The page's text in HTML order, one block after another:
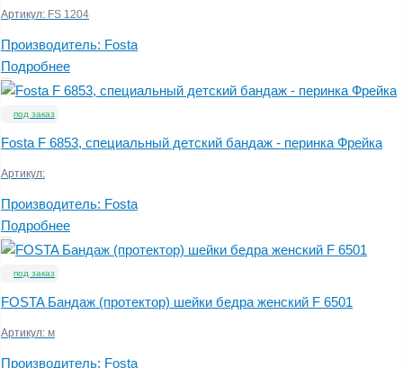
Артикул: FS 1204
Производитель: Fosta
Подробнее
под заказ
Fosta F 6853, специальный детский бандаж - перинка Фрейка
Артикул:
Производитель: Fosta
Подробнее
под заказ
FOSTA Бандаж (протектор) шейки бедра женский F 6501
Артикул: м
Производитель: Fosta